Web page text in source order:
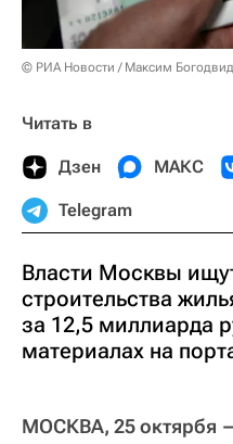
© РИА Новости / Максим Богодвид
Читать в
Дзен МАКС
Telegram
Власти Москвы
строительства
за 12,5 миллиарда
материалах на
МОСКВА, 25 октярбя